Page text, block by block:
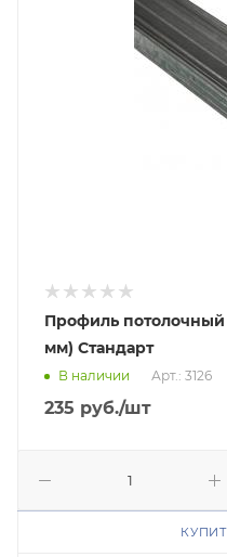
Профиль
мм) Стандарт
В наличии Арт.: 3126
235 руб./шт